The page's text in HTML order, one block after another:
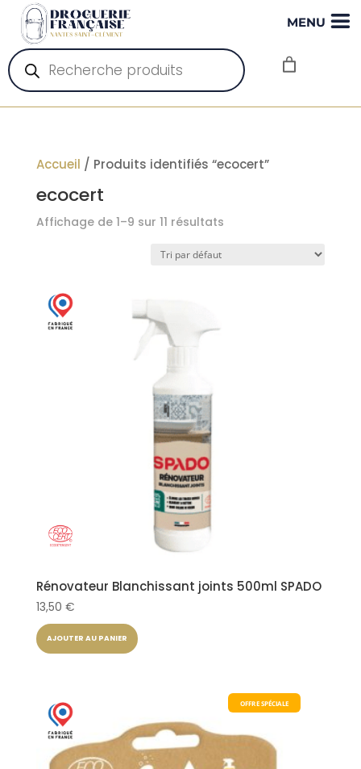
Recherche
de
produits
Accueil / Produits identifiés “ecocert”
ecocert
Affichage de 1–9 sur 11 résultats
Rénovateur Blanchissant joints 500ml SPADO
13,50 €
AJOUTER AU PANIER
OFFRE SPÉCIALE
MENU